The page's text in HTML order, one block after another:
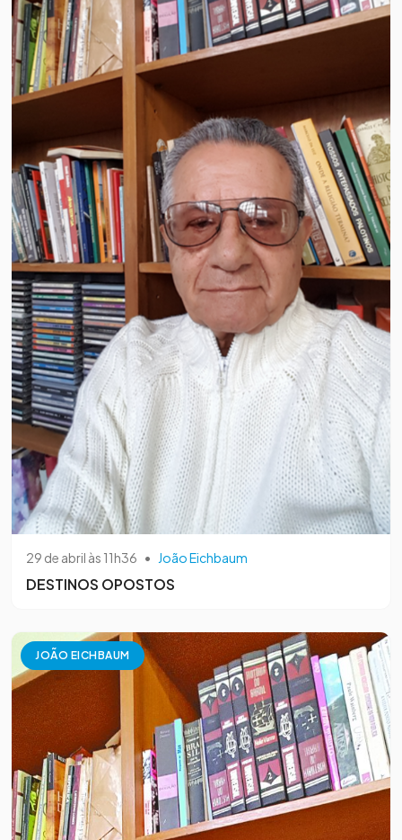
29 de abril às 11h36 • João Eichbaum
DESTINOS OPOSTOS
JOÃO EICHBAUM